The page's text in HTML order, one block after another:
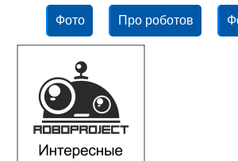
Фото Про роботов